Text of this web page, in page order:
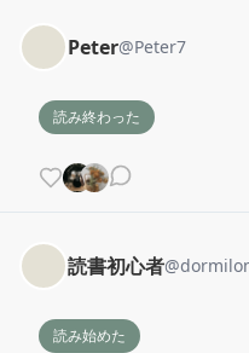
Peter@Peter7
読み終わった
読書初心者@
読み始めた